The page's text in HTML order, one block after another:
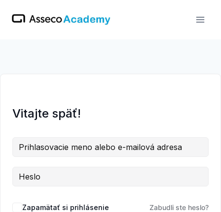
Vitajte späť!
Zapamätať si prihlásenie Zabudli ste heslo?